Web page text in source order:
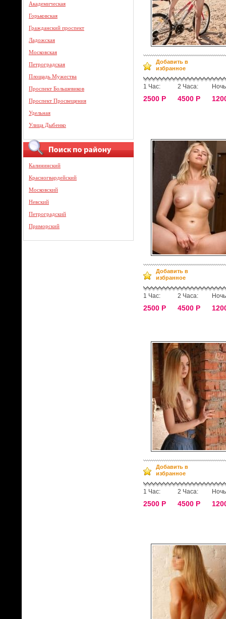
Академическая
Горьковская
Гражданский проспект
Ладожская
Московская
Петроградская
Площадь Мужества
Проспект Большевиков
Проспект Просвещения
Удельная
Улица Дыбенко
Калининский
Красногвардейский
Московский
Невский
Петроградский
Приморский
Добавить в
избранное
1 Час:
2500 Р
2 Часа:
4500 Р
Добавить в
избранное
1 Час:
2500 Р
2 Часа:
4500 Р
Добавить в
избранное
1 Час:
2500 Р
2 Часа:
4500 Р